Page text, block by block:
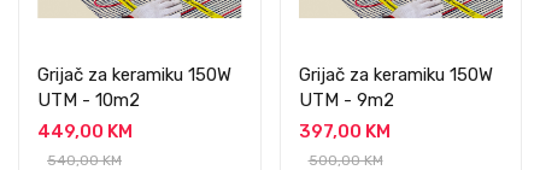
Grijač za keramiku 150W
UTM - 10m2
449,00 KM
540,00 KM
Grijač za keramiku 150W
UTM - 9m2
397,00 KM
500,00 KM